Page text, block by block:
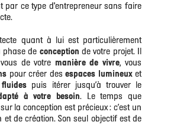
par ce type d'entrepreneur sans faire
quant à lui est particulièrement
phase de conception de votre projet. Il
de votre manière de vivre, vous
pour créer des espaces lumineuxet
puis itérer jusqu’à trouver le
à votre besoin. Le temps que
la conception est précieux : c’est un
et de création. Son seul objectif est de